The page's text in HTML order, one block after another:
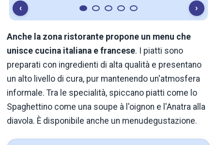
‹ ›
Anche la zona ristorante propone un menu che
unisce cucina italiana e francese. I piatti sono
preparati con ingredienti di alta qualità e presentano
un alto livello di cura, pur mantenendo un'atmosfera
informale. Tra le specialità, spiccano piatti come lo
Spaghettino come una soupe à l'oignon e l'Anatra alla
diavola. È disponibile anche un menudegustazione.